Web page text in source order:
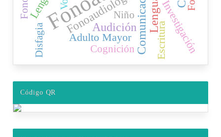
Lenguaje
Comunicación
Fonoaudiología
Audición Investigación
Adulto Mayor Escritura
Niño
Disfagia Cognición
Código QR